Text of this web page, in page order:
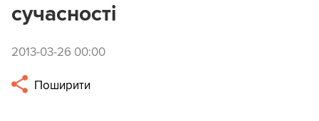
сучасності
2013-03-26 00:00
Поширити